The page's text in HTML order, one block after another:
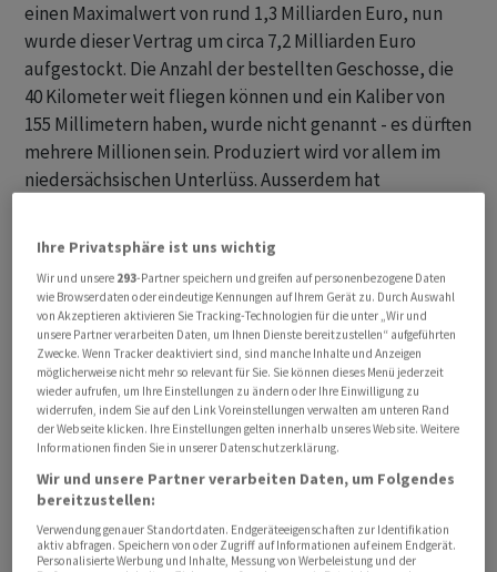
einen Maximalwert von rund 1,3 Milliarden Euro, nun
wurde dieser Vertrag um circa 7,2 Milliarden Euro
aufgestockt. Die Anzahl der bestellten Geschosse, die
40 Kilometer weit fliegen können und ein Kaliber von
155 Millimetern haben, wurde nicht genannt - es dürften
mehrere Millionen sein. Produziert wird vor allem im
niedersächsischen Unterlüss. Ausserdem hat
Fertigungskapazitäten in Spanien, Südafrika und
Munition soll Lager der Bundeswehr füllen
Die Munition, auf die sich die am Donnerstag
abgeschlossene Vereinbarung bezieht, soll die ziemlich
leeren Lager der Bundeswehr füllen. Zudem sollen die
deutschen Verbündeten Niederlande, Estland und
Dänemark an dem Auftrag teilhaben. Ein grosser Teil der
Volumina soll an die Ukraine gehen. Das von Russland
angegriffene Land hat bereits mehrere
Munitionslieferungen aus Deutschland bekommen,
Ihre Privatsphäre ist uns wichtig
Wir und unsere 293-Partner speichern und greifen auf personenbezogene Daten
wie Browserdaten oder eindeutige Kennungen auf Ihrem Gerät zu. Durch Auswahl
von Akzeptieren aktivieren Sie Tracking-Technologien für die unter „Wir und
unsere Partner verarbeiten Daten, um Ihnen Dienste bereitzustellen“ aufgeführten
Zwecke. Wenn Tracker deaktiviert sind, sind manche Inhalte und Anzeigen
möglicherweise nicht mehr so relevant für Sie. Sie können dieses Menü jederzeit
wieder aufrufen, um Ihre Einstellungen zu ändern oder Ihre Einwilligung zu
widerrufen, indem Sie auf den Link Voreinstellungen verwalten am unteren Rand
der Webseite klicken. Ihre Einstellungen gelten innerhalb unseres Website. Weitere
Informationen finden Sie in unserer Datenschutzerklärung.
Wir und unsere Partner verarbeiten Daten, um Folgendes
bereitzustellen:
Verwendung genauer Standortdaten. Endgeräteeigenschaften zur Identifikation
aktiv abfragen. Speichern von oder Zugriff auf Informationen auf einem Endgerät.
Personalisierte Werbung und Inhalte, Messung von Werbeleistung und der